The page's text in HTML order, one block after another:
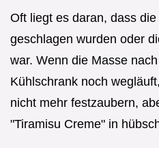
Oft liegt es daran, dass
geschlagen wurden oder
war. Wenn die Masse
Kühlschrank noch
nicht mehr festzaubern,
"Tiramisu Creme" in